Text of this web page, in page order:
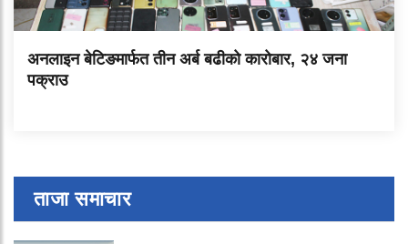
अनलाइन बेटिङमार्फत तीन अर्ब बढीको कारोबार, २४ जना
पक्राउ
ताजा समाचार